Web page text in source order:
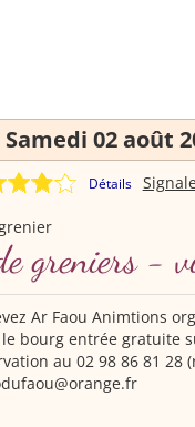
Samedi 02 août
Détails
greniers -
Ar Faou Animtions
bourg entrée gratuite
au 02 98 86 81 28